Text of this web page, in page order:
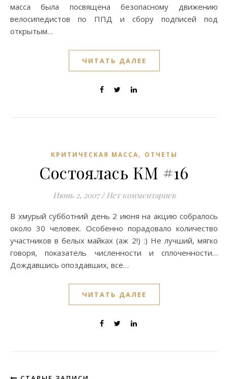
масса была посвящена безопасному движению
велосипедистов по ППД и сбору подписей под
открытым…
ЧИТАТЬ ДАЛЕЕ
КРИТИЧЕСКАЯ МАССА, ОТЧЕТЫ
Состоялась КМ #16
Июнь 2, 2007 / Нет комментариев
В хмурый субботний день 2 июня на акцию собралось
около 30 человек. Особенно порадовало количество
участников в белых майках (аж 2!) :) Не лучший, мягко
говоря, показатель численности и сплоченности…
Дождавшись опоздавших, все…
ЧИТАТЬ ДАЛЕЕ